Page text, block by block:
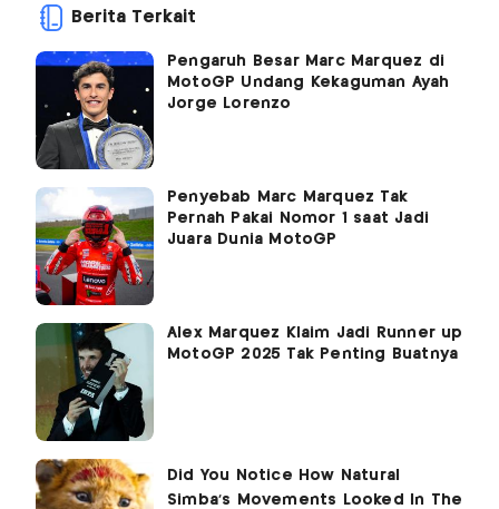
Berita Terkait
Pengaruh Besar Marc Marquez di
MotoGP Undang Kekaguman Ayah
Jorge Lorenzo
Penyebab Marc Marquez Tak
Pernah Pakai Nomor 1 saat Jadi
Juara Dunia MotoGP
Alex Marquez Klaim Jadi Runner up
MotoGP 2025 Tak Penting Buatnya